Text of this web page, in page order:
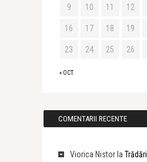
« OCT.
9 10 11 12
16 17 18 19
23 24 25 26
COMENTARII RECENTE
Viorica Nistorla Trădări